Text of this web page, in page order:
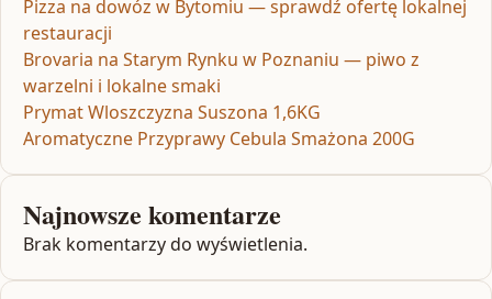
Pizza na dowóz w Bytomiu — sprawdź ofertę lokalnej
restauracji
Brovaria na Starym Rynku w Poznaniu — piwo z
warzelni i lokalne smaki
Prymat Wloszczyzna Suszona 1,6KG
Aromatyczne Przyprawy Cebula Smażona 200G
Najnowsze komentarze
Brak komentarzy do wyświetlenia.